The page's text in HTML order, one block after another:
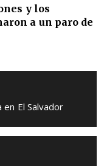
y los
a un paro de
en El Salvador